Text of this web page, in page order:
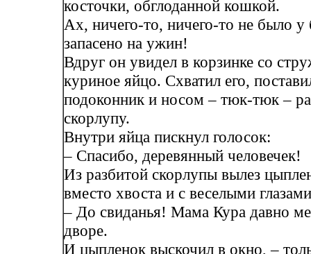
косточки, обглоданной кошкой.
Ах, ничего-то, ничего-то не было у
запасено на ужин!
Вдруг он увидел в корзинке со
куриное яйцо. Схватил его,
подоконник и носом – тюк-тюк –
скорлупу.
Внутри яйца пискнул голосок:
– Спасибо, деревянный человечек!
Из разбитой скорлупы вылез
вместо хвоста и с веселыми
– До свиданья! Мама Кура давно
дворе.
И цыпленок выскочил в окно, –